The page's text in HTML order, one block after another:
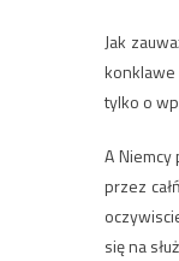
Jak
konklawe
tylko o
A
przez
się na